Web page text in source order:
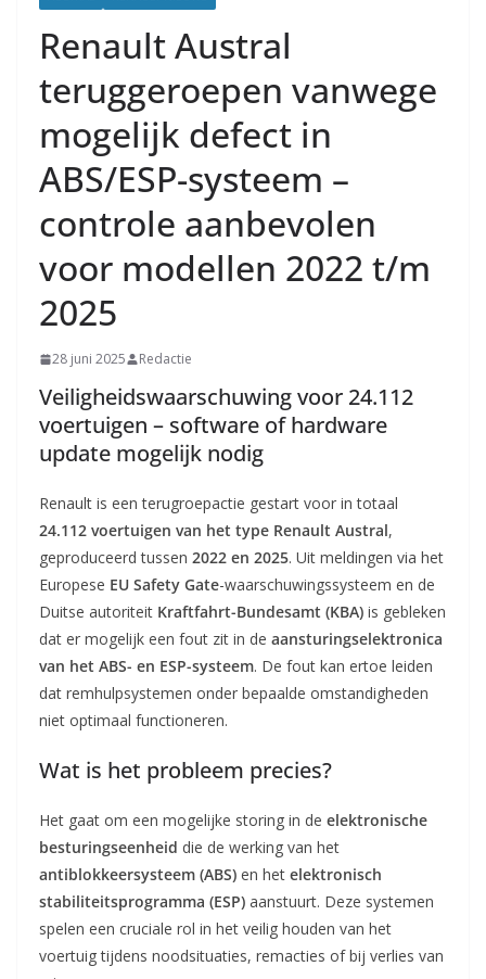
Renault Austral
teruggeroepen vanwege
mogelijk defect in
ABS/ESP-systeem –
controle aanbevolen
voor modellen 2022 t/m
2025
28 juni 2025 Redactie
Veiligheidswaarschuwing voor 24.112
voertuigen – software of hardware
update mogelijk nodig
Renault is een terugroepactie gestart voor in totaal
24.112 voertuigen van het type Renault Austral,
geproduceerd tussen 2022 en 2025. Uit meldingen via het
Europese EU Safety Gate-waarschuwingssysteem en de
Duitse autoriteit Kraftfahrt-Bundesamt (KBA) is gebleken
dat er mogelijk een fout zit in de aansturingselektronica
van het ABS- en ESP-systeem. De fout kan ertoe leiden
dat remhulpsystemen onder bepaalde omstandigheden
niet optimaal functioneren.
Wat is het probleem precies?
Het gaat om een mogelijke storing in de elektronische
besturingseenheid die de werking van het
antiblokkeersysteem (ABS) en het elektronisch
stabiliteitsprogramma (ESP) aanstuurt. Deze systemen
spelen een cruciale rol in het veilig houden van het
voertuig tijdens noodsituaties, remacties of bij verlies van